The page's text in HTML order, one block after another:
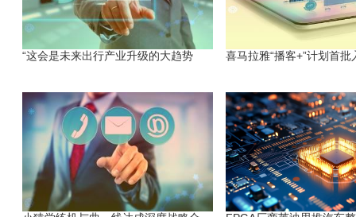
“这会是未来出行产业升级的大趋势 喜马拉雅“播客+”计划首批